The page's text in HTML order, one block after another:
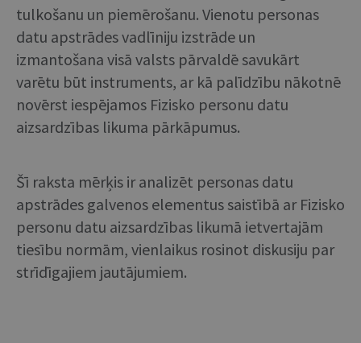
tulkošanu un piemērošanu. Vienotu personas
datu apstrādes vadlīniju izstrāde un
izmantošana visā valsts pārvaldē savukārt
varētu būt instruments, ar kā palīdzību nākotnē
novērst iespējamos Fizisko personu datu
aizsardzības likuma pārkāpumus.
Šī raksta mērķis ir analizēt personas datu
apstrādes galvenos elementus saistībā ar Fizisko
personu datu aizsardzības likumā ietvertajām
tiesību normām, vienlaikus rosinot diskusiju par
strīdīgajiem jautājumiem.